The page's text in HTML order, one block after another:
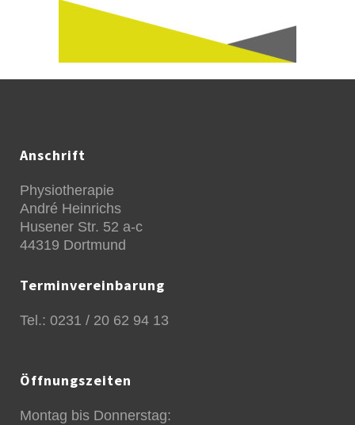
Anschrift
Physiotherapie
André Heinrichs
Husener Str. 52 a-c
44319 Dortmund
Terminvereinbarung
Tel.: 0231 / 20 62 94 13
Öffnungszeiten
Montag bis Donnerstag: